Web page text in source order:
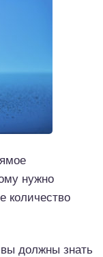
нужно
количество
должны знать